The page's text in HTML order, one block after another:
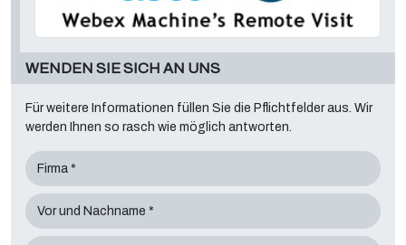
WENDEN SIE SICH AN UNS
Für weitere Informationen füllen Sie die Pflichtfelder aus. Wir
werden Ihnen so rasch wie möglich antworten.
Firma *
Vor und Nachname *